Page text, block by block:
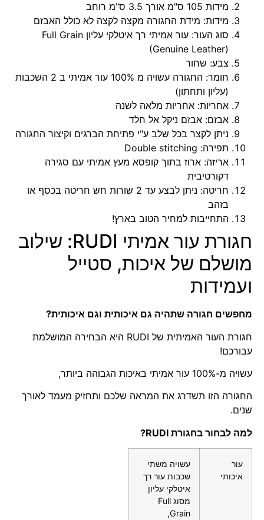
מידות 105 ס"מ אורך 3.5 ס"מ רוחב
מידות: מידת החגורה מקצה לקצה לא כולל האבזם
סוג העור: עור אמיתי רך איטלקי עליון Full Grain
(Genuine Leather)
צבע: שחור
חומר: החגורה עשויה מ 100% עור אמיתי ב 2 השכבות
(עליון ותחתון)
אחריות: אחריות מלאה לשנה
אבזם: אבזם ניקל אל חלד
ניתן לקצר בכל שלב ע"י פתיחת הברגים וקיצור החגורה
תפירה: Double stitching
אריזה: ארוז בתוך קופסא מעץ אמיתי עם סגירה
דקורטיבית
חריטה: ניתן לבצע עד 2 שורות חש חריטה בכסף או
בזהב
התחייבות למחיר הטוב בארץ!
חגורת עור אמיתי RUDI: שילוב
מושלם של איכות, סטייל
ועמידות
מחפשים חגורה שתהיה גם איכותית וגם איכותית?
חגורת העור האמיתית של RUDI היא הבחירה המושלמת
עבורכם!
עשויה מ-100% עור אמיתי באיכות הגבוהה ביותר,
החגורה הזו תשדרג את המראה שלכם ותחזיק מעמד לאורך
שנים.
למה לבחור בחגורת RUDI?
עור
איכותי
עשויה משתי
שכבות עור רך
איטלקי עליון
מסוג Full
Grain,